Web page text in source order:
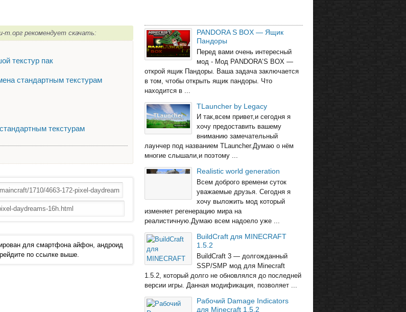
m.орг рекомендует скачать:
текстур пак
стандартным текстурам
текстурам
для смартфона айфон, андроид
по ссылке выше.
PANDORA S BOX — Ящик
Пандоры
Перед вами очень интересный
мод - Мод PANDORA’S BOX —
открой ящик Пандоры. Ваша задача заключается
в том, чтобы открыть ящик пандоры. Что
находится в ...
TLauncher by Legacy
И так,всем привет,и сегодня я
хочу предоставить вашему
вниманию замечательный
лаунчер под названием TLauncher.Думаю о нём
многие слышали,и поэтому ...
Realistic world generation
Всем доброго времени суток
уважаемые друзья. Сегодня я
хочу выложить мод который
изменяет регенерацию мира на
реалистичную.Думаю всем надоело уже ...
BuildCraft для MINECRAFT
1.5.2
BuildCraft 3 — долгожданный
SSP/SMP мод для Minecraft
1.5.2, который долго не обновлялся до последней
версии игры. Данная модификация, позволяет ...
Рабочий Damage Indicators
для Minecraft 1.5.2